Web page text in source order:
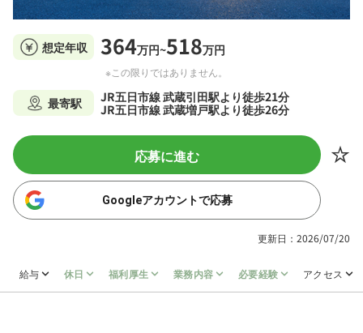
想定年収 364万円~518万円
※この限りではありません。
最寄駅
JR五日市線 武蔵引田駅より徒歩21分
JR五日市線 武蔵増戸駅より徒歩26分
応募に進む
Googleアカウントで応募
更新日：2026/07/20
給与 休日 福利厚生 業務内容 必要経験 アクセス